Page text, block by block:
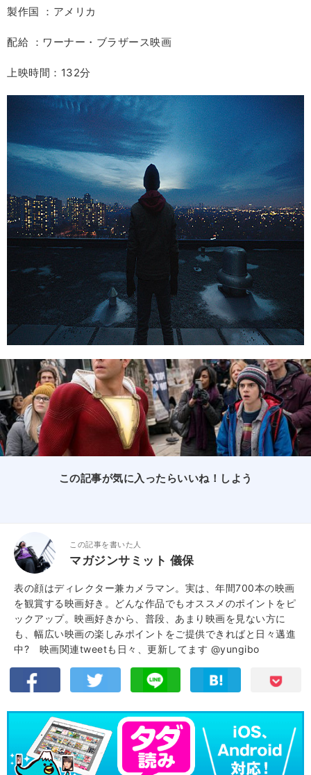
製作国 ：アメリカ
配給 ：ワーナー・ブラザース映画
上映時間：132分
この記事が気に入ったらいいね！しよう
この記事を書いた人
マガジンサミット 儀保
表の顔はディレクター兼カメラマン。実は、年間700本の映画
を観賞する映画好き。どんな作品でもオススメのポイントをピ
ックアップ。映画好きから、普段、あまり映画を見ない方に
も、幅広い映画の楽しみポイントをご提供できればと日々邁進
中? 映画関連tweetも日々、更新してます @yungibo